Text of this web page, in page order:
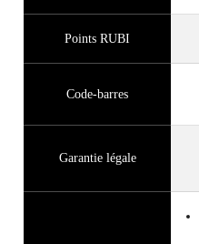
Points RUBI
Code-barres
Garantie légale